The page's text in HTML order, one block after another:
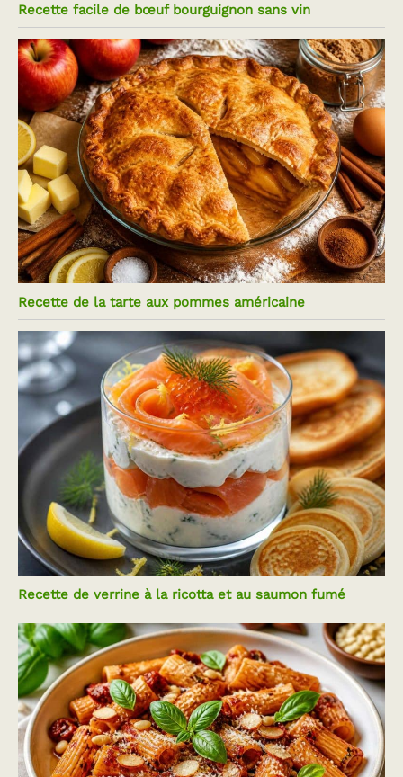
Recette facile de bœuf bourguignon sans vin
Recette de la tarte aux pommes américaine
Recette de verrine à la ricotta et au saumon fumé